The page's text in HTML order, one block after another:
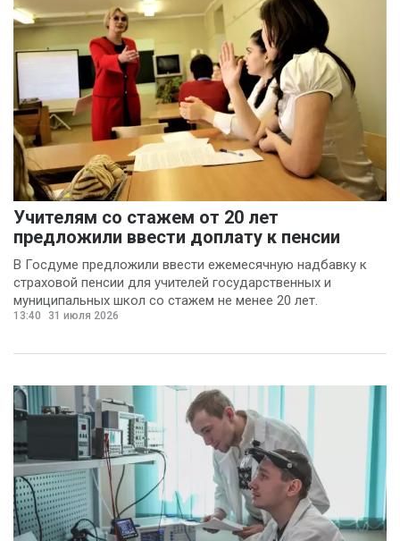
Вадим Большаков
(3)
Никита Бобриков
Попков Дмитрий
(3)
Василина Куклина
(2)
Галина Келехсаева
(2)
Денис Журавлев(2)
Евгений Сивайкин
(2)
Вадим Панов(1)
Валерий Хоботков
(1)
Василий Деркач (1)
Владимир Котов(1)
Учителям со стажем от 20 лет
предложили ввести доплату к пенсии
В Госдуме предложили ввести ежемесячную надбавку к
страховой пенсии для учителей государственных и
муниципальных школ со стажем не менее 20 лет.
13:40 31 июля 2026